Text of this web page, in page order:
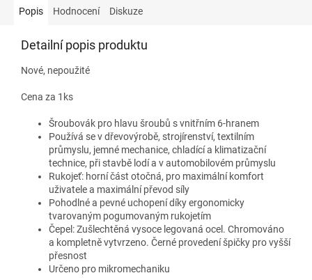
Popis Hodnocení Diskuze
Detailní popis produktu
Nové, nepoužité
Cena za 1ks
Šroubovák pro hlavu šroubů s vnitřním 6-hranem
Používá se v dřevovýrobě, strojírenství, textilním
průmyslu, jemné mechanice, chladící a klimatizační
technice, při stavbě lodí a v automobilovém průmyslu
Rukojeť: horní část otočná, pro maximální komfort
uživatele a maximální převod síly
Pohodlné a pevné uchopení díky ergonomicky
tvarovaným pogumovaným rukojetím
Čepel: Zušlechtěná vysoce legovaná ocel. Chromováno
a kompletně vytvrzeno. Černé provedení špičky pro vyšší
přesnost
Určeno pro mikromechaniku